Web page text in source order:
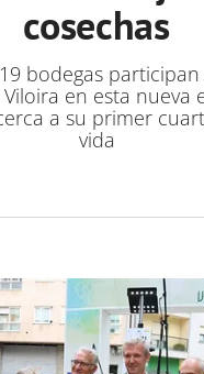
cosechas
bodegas participan
en esta nueva
a su primer
vida